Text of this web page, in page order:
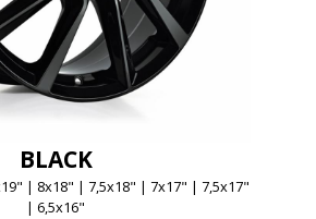
BLACK
| 8x18" | 7,5x18" | 7x17" | 7,5x17"
| 6,5x16"